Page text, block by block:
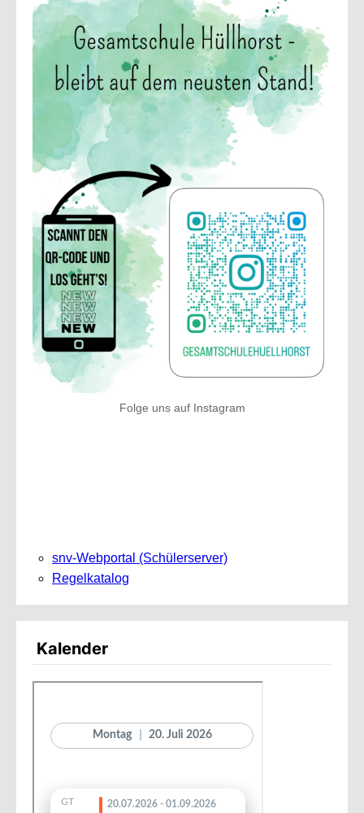
Folge uns auf Instagram
snv-Webportal (Schülerserver)
Regelkatalog
Kalender